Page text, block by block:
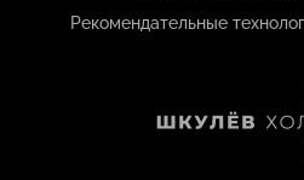
Рекомендательные